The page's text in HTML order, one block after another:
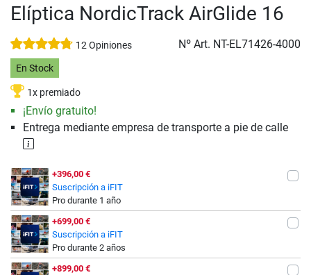
Elíptica NordicTrack AirGlide 16
12 Opiniones Nº Art. NT-EL71426-4000
En Stock
1x premiado
¡Envío gratuito!
Entrega mediante empresa de transporte a pie de calle
+396,00 €
Suscripción a iFIT
Pro durante 1 año
+699,00 €
Suscripción a iFIT
Pro durante 2 años
+899,00 €